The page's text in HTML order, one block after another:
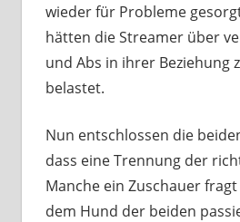
wieder für Probleme
hätten die Streamer über
und Abs in ihrer Beziehung
belastet.
Nun entschlossen die
dass eine Trennung der
Manche ein Zuschauer
dem Hund der beiden